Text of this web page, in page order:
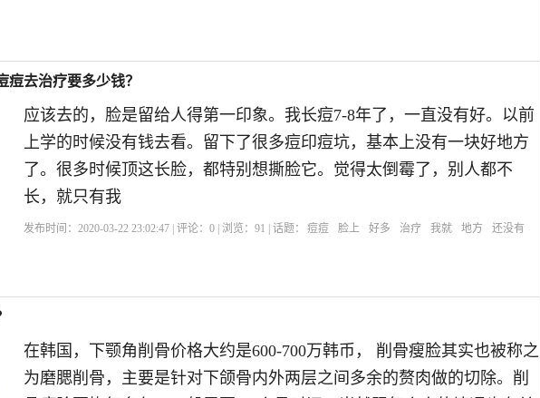
痘去治疗要多少钱？
应该去的，脸是留给人得第一印象。我长痘7-8年了，一直没有好。以前
上学的时候没有钱去看。留下了很多痘印痘坑，基本上没有一块好地方
了。很多时候顶这长脸，都特别想撕脸它。觉得太倒霉了，别人都不
长，就只有我
发布时间：2020-03-22 23:02:47 | 评论：0 | 浏览：91 | 话题： 痘痘 脸上 好多 治疗 我就 地方 还没有
在韩国，下颚角削骨价格大约是600-700万韩币， 削骨瘦脸其实也被称之
为磨腮削骨，主要是针对下颌骨内外两层之间多余的赘肉做的切除。削